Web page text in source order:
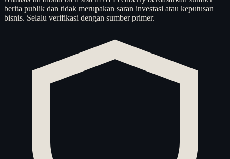
berita publik dan tidak merupakan saran investasi atau keputusan
bisnis. Selalu verifikasi dengan sumber primer.